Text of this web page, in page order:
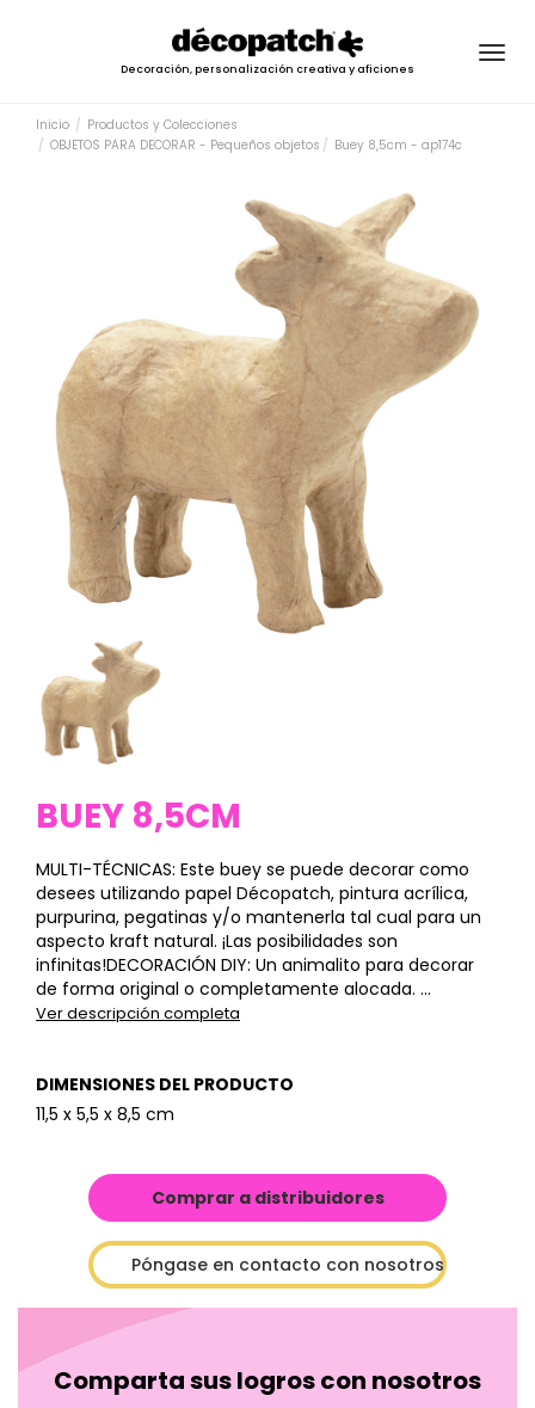
Decoración, personalización creativa y aficiones
Inicio
Productos y Colecciones
OBJETOS PARA DECORAR - Pequeños objetos
Buey 8,5cm - ap174c
BUEY 8,5CM
MULTI-TÉCNICAS: Este buey se puede decorar como
desees utilizando papel Décopatch, pintura acrílica,
purpurina, pegatinas y/o mantenerla tal cual para un
aspecto kraft natural. ¡Las posibilidades son
infinitas!DECORACIÓN DIY: Un animalito para decorar
de forma original o completamente alocada. ...
Ver descripción completa
DIMENSIONES DEL PRODUCTO
11,5 x 5,5 x 8,5 cm
Comprar a distribuidores
Póngase en contacto con nosotros
Comparta sus logros con nosotros